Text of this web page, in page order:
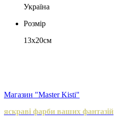
Україна
Розмір
13х20см
Магазин "Master Kisti"
яскраві фарби ваших фантазій